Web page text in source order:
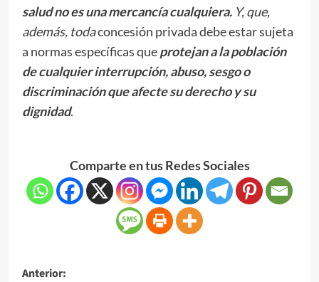
salud no es una mercancía cualquiera.Y, que,
además, todaconcesión privada debe estar sujeta
a normas específicas queprotejan a la población
de cualquier interrupción, abuso, sesgo o
discriminación que afecte su derecho y su
dignidad.
Comparte en tus Redes Sociales
Anterior: